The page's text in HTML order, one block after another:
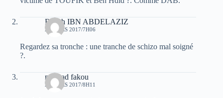
Rabah IBN ABDELAZIZ
29 MARS 2017/7H06
Regardez sa tronche : une tranche de schizo mal soigné
?.
mourad fakou
29 MARS 2017/8H11